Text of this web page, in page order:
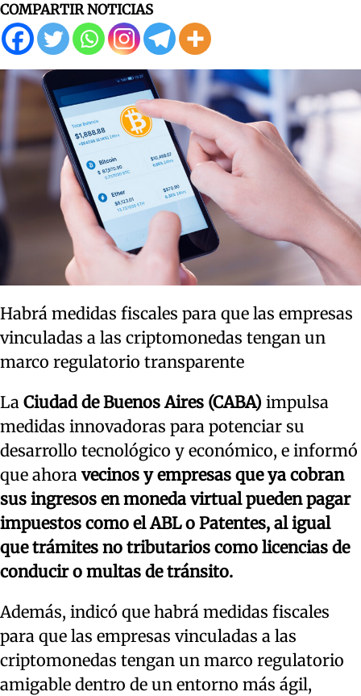
COMPARTIR NOTICIAS
Habrá medidas fiscales para que las empresas
vinculadas a las criptomonedas tengan un
marco regulatorio transparente
La Ciudad de Buenos Aires (CABA) impulsa
medidas innovadoras para potenciar su
desarrollo tecnológico y económico, e informó
que ahora vecinos y empresas que ya cobran
sus ingresos en moneda virtual pueden pagar
impuestos como el ABL o Patentes, al igual
que trámites no tributarios como licencias de
conducir o multas de tránsito.
Además, indicó que habrá medidas fiscales
para que las empresas vinculadas a las
criptomonedas tengan un marco regulatorio
amigable dentro de un entorno más ágil,